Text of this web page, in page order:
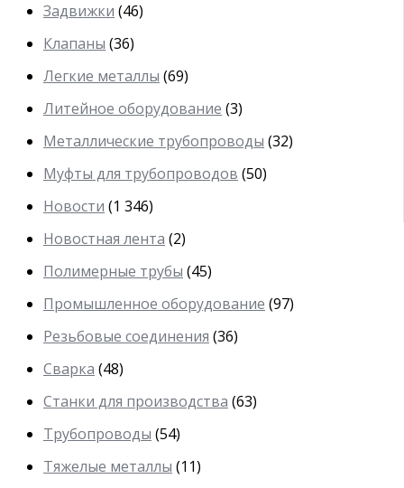
Задвижки (46)
Клапаны (36)
Легкие металлы (69)
Литейное оборудование (3)
Металлические трубопроводы (32)
Муфты для трубопроводов (50)
Новости (1 346)
Новостная лента (2)
Полимерные трубы (45)
Промышленное оборудование (97)
Резьбовые соединения (36)
Сварка (48)
Станки для производства (63)
Трубопроводы (54)
Тяжелые металлы (11)